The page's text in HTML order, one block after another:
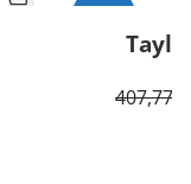
Izpārdots407,77